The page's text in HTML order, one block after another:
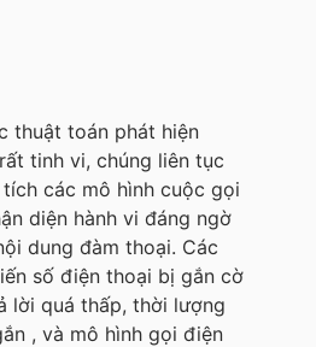
thuật toán phát hiện
tinh vi, chúng liên tục
các mô hình cuộc gọi
diện hành vi đáng ngờ
dung đàm thoại. Các
số điện thoại bị gắn cờ
lời quá thấp, thời lượng
, và mô hình gọi điện